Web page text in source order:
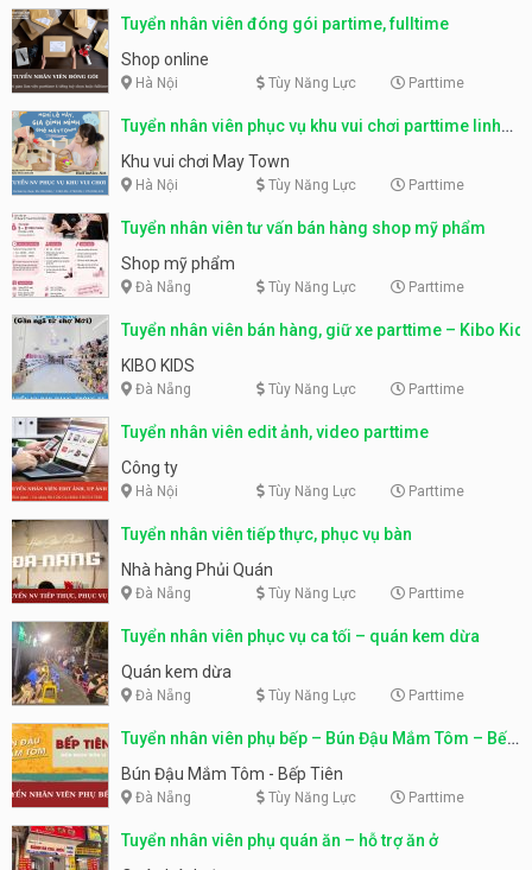
Tuyển nhân viên đóng gói partime, fulltime
Shop online
Hà Nội Tùy Năng Lực Parttime
Tuyển nhân viên phục vụ khu vui chơi parttime linh
động
Khu vui chơi May Town
Hà Nội Tùy Năng Lực Parttime
Tuyển nhân viên tư vấn bán hàng shop mỹ phẩm
Shop mỹ phẩm
Đà Nẵng Tùy Năng Lực Parttime
Tuyển nhân viên bán hàng, giữ xe parttime – Kibo Kid
KIBO KIDS
Đà Nẵng Tùy Năng Lực Parttime
Tuyển nhân viên edit ảnh, video parttime
Công ty
Hà Nội Tùy Năng Lực Parttime
Tuyển nhân viên tiếp thực, phục vụ bàn
Nhà hàng Phủi Quán
Đà Nẵng Tùy Năng Lực Parttime
Tuyển nhân viên phục vụ ca tối – quán kem dừa
Quán kem dừa
Đà Nẵng Tùy Năng Lực Parttime
Tuyển nhân viên phụ bếp – Bún Đậu Mắm Tôm – Bếp
Tiên
Bún Đậu Mắm Tôm - Bếp Tiên
Đà Nẵng Tùy Năng Lực Parttime
Tuyển nhân viên phụ quán ăn – hỗ trợ ăn ở